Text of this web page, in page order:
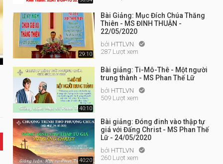
29:10
Bài Giảng: Mục Đích Chúa Thăng
Thiên - MS ĐINH THUẬN -
22/05/2020
bởi HTTLVN 
287 Lượt xem
40:10
Bài giảng: Ti-Mô-Thê - Một người
trung thành - MS Phan Thế Lữ
bởi HTTLVN 
509 Lượt xem
40:20
Bài giảng: Đóng đinh vào thập tự
giá với Đấng Christ - MS Phan Thế
Lữ - 24/05/2020
bởi HTTLVN 
260 Lượt xem